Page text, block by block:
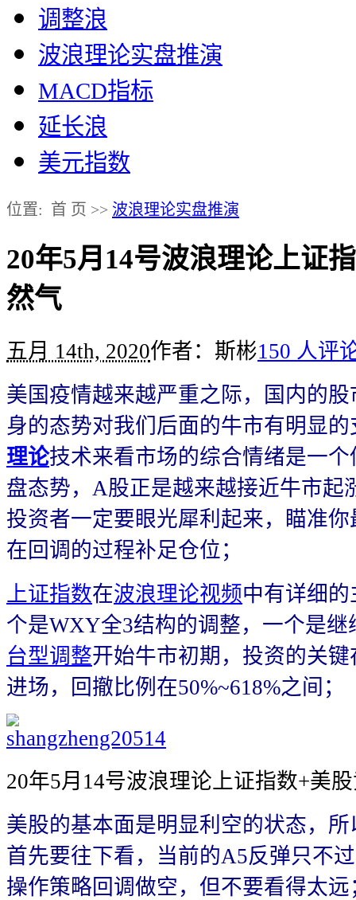
调整浪
波浪理论实盘推演
MACD指标
延长浪
美元指数
位置: 首 页 >> 波浪理论实盘推演
20年5月14号波浪理论上证
然气
五月 14th, 2020作者：斯彬150 人评
美国疫情越来越严重之际，国内的
身的态势对我们后面的牛市有明显
理论技术来看市场的综合情绪是一
盘态势，A股正是越来越接近牛市起
投资者一定要眼光犀利起来，瞄准
在回调的过程补足仓位；
上证指数在波浪理论视频中有详细
个是WXY全3结构的调整，一个是继
台型调整开始牛市初期，投资的关
进场，回撤比例在50%~618%之间；
20年5月14号波浪理论上证指数+美
美股的基本面是明显利空的状态，
首先要往下看，当前的A5反弹只不
操作策略回调做空，但不要看得太远